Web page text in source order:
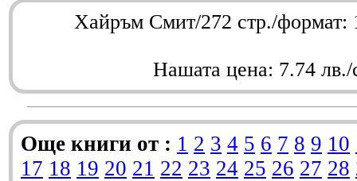
Хайръм Смит/272 стр./
Нашата цена: 7.74 лв./
Още книги от : 1 2 3 4 5 6 7 8 9 10
17 18 19 20 21 22 23 24 25 26 27 28